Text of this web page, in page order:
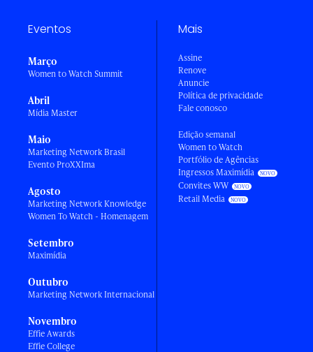
Eventos
Março
Women to Watch Summit
Abril
Mídia Master
Maio
Marketing Network Brasil
Evento ProXXIma
Agosto
Marketing Network Knowledge
Women To Watch - Homenagem
Setembro
Maximídia
Outubro
Marketing Network Internacional
Novembro
Effie Awards
Effie College
Mais
Assine
Renove
Anuncie
Política de privacidade
Fale conosco
Edição semanal
Women to Watch
Portfólio de Agências
Ingressos Maximídia
Convites WW
Retail Media